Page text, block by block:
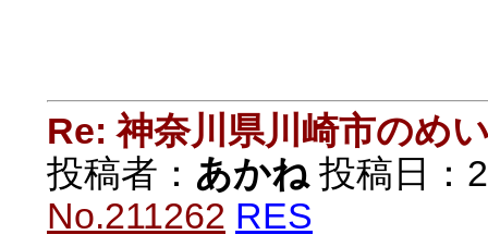
Re: 神奈川県川崎市のめ
投稿者： あかね投稿日：
No.211262 RES